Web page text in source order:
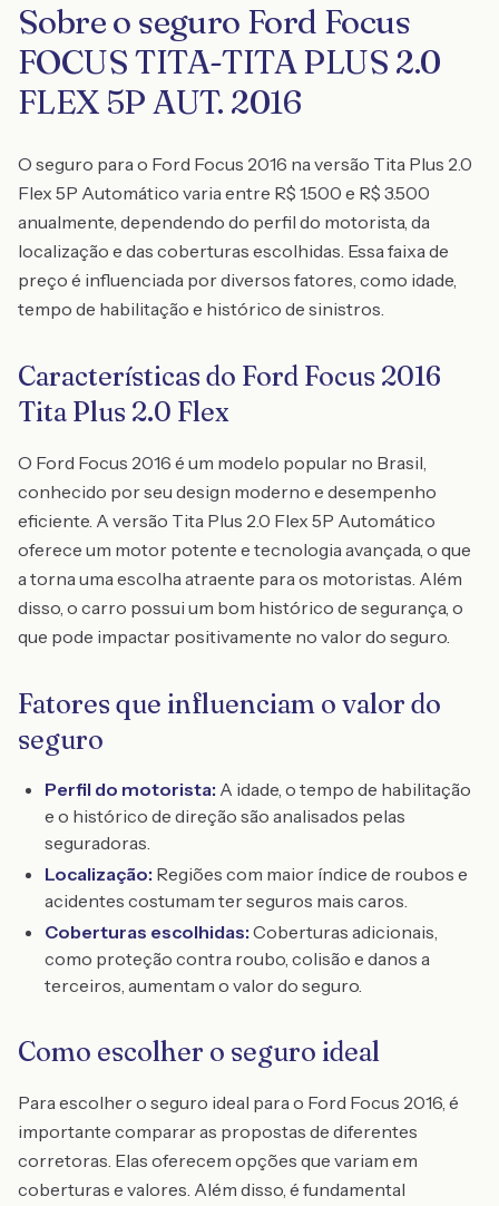
Sobre o seguro Ford Focus
FOCUS TITA-TITA PLUS 2.0
FLEX 5P AUT. 2016
O seguro para o Ford Focus 2016 na versão Tita Plus 2.0
Flex 5P Automático varia entre R$ 1.500 e R$ 3.500
anualmente, dependendo do perfil do motorista, da
localização e das coberturas escolhidas. Essa faixa de
preço é influenciada por diversos fatores, como idade,
tempo de habilitação e histórico de sinistros.
Características do Ford Focus 2016
Tita Plus 2.0 Flex
O Ford Focus 2016 é um modelo popular no Brasil,
conhecido por seu design moderno e desempenho
eficiente. A versão Tita Plus 2.0 Flex 5P Automático
oferece um motor potente e tecnologia avançada, o que
a torna uma escolha atraente para os motoristas. Além
disso, o carro possui um bom histórico de segurança, o
que pode impactar positivamente no valor do seguro.
Fatores que influenciam o valor do
seguro
Perfil do motorista: A idade, o tempo de habilitação
e o histórico de direção são analisados pelas
seguradoras.
Localização: Regiões com maior índice de roubos e
acidentes costumam ter seguros mais caros.
Coberturas escolhidas: Coberturas adicionais,
como proteção contra roubo, colisão e danos a
terceiros, aumentam o valor do seguro.
Como escolher o seguro ideal
Para escolher o seguro ideal para o Ford Focus 2016, é
importante comparar as propostas de diferentes
corretoras. Elas oferecem opções que variam em
coberturas e valores. Além disso, é fundamental